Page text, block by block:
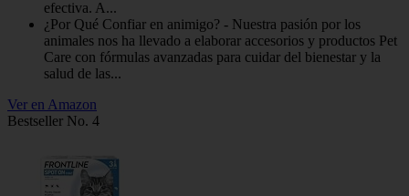
efectiva. A...
¿Por Qué Confiar en animigo? - Nuestra pasión por los
animales nos ha llevado a elaborar accesorios y productos Pet
Care con fórmulas avanzadas para cuidar del bienestar y la
salud de las...
Ver en Amazon
Bestseller No. 4